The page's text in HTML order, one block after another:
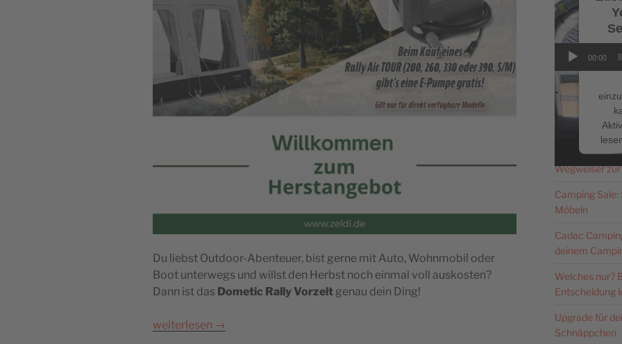
Du liebst Outdoor-Abenteuer, bist gerne mit Auto, Wohnmobil oder
Boot unterwegs und willst den Herbst noch einmal voll auskosten?
Dann ist das Dometic Rally Vorzelt genau dein Ding!
weiterlesen →
00:00
NEUESTE
Caravan
Wegweiser
Camping Sale:
Möbeln
Cadac
deinem
Welches nur?
Entscheidung
Upgrade für
Schnäppchen
Facebook